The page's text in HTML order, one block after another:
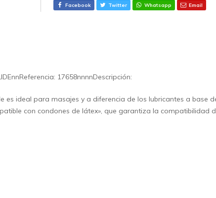
Facebook Twitter Whatsapp Email
17658nnnnDescripción:
es ideal para masajes y a diferencia de los lubricantes a base
con condones de látex», que garantiza la compatibilidad